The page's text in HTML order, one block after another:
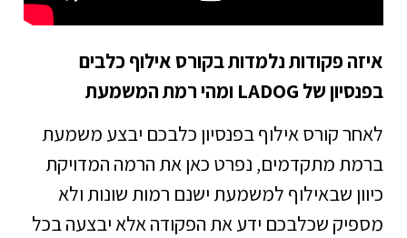
איזה פקודות נלמדות בקורס אילוף כלבים
בפנסיון של LADOG ומהי רמת המשמעת
לאחר קורס אילוף בפנסיון כלבכם יבצע משמעת
ברמת מתקדמים, נפרט כאן את הרמה המדויקת
כיוון שבאילוף למשמעת ישנם רמות שונות ולא
מספיק שכלבכם ידע את הפקודה אלא יבצעה בכל